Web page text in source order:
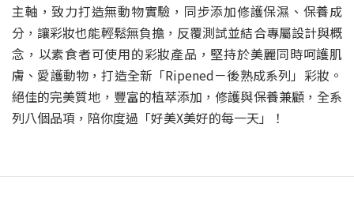
主軸，致力打造無動物實驗，同步添加修護保濕、保養成
分，讓彩妝也能輕鬆無負擔，反覆測試並結合專屬設計與概
念，以素食者可使用的彩妝產品，堅持於美麗同時呵護肌
膚、愛護動物，打造全新「Ripened－後熟成系列」彩妝。
絕佳的完美質地，豐富的植萃添加，修護與保養兼顧，全系
列八個品項，陪你度過「好美X美好的每一天」！